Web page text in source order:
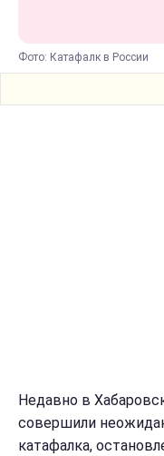
Фото: Катафалк в России
Недавно в
совершили
катафалка,